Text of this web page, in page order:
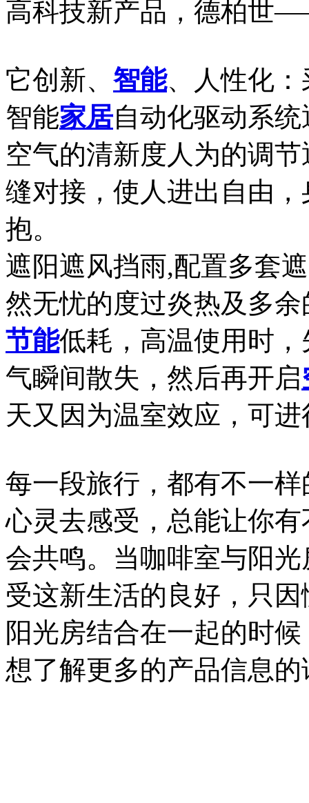
高科技新产品，德柏世
它创新、 智能、人性化
智能家居自动化驱动系
空气的清新度人为的调
缝对接，使人进出自由
抱。
遮阳遮风挡雨,配置多套
然无忧的度过炎热及多
节能低耗，高温使用时
气瞬间散失，然后再开启
天又因为温室效应，可
每一段旅行，都有不一
心灵去感受，总能让你
会共鸣。当咖啡室与阳
受这新生活的良好，只
阳光房结合在一起的时
想了解更多的产品信息